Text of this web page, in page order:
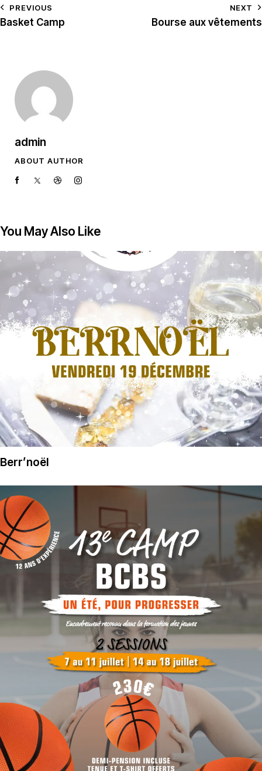
PREVIOUS
Basket Camp
NEXT
Bourse aux vêtements
admin
ABOUT AUTHOR
You May Also Like
Berr’noël